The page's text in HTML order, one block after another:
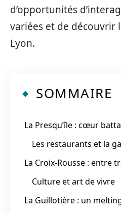
d’opportunités
variées et de découvrir
Lyon.
SOMMAIRE
La Presqu’île : cœur
Les restaurants et la
La Croix-Rousse : entre
Culture et art de vivre
La Guillotière : un